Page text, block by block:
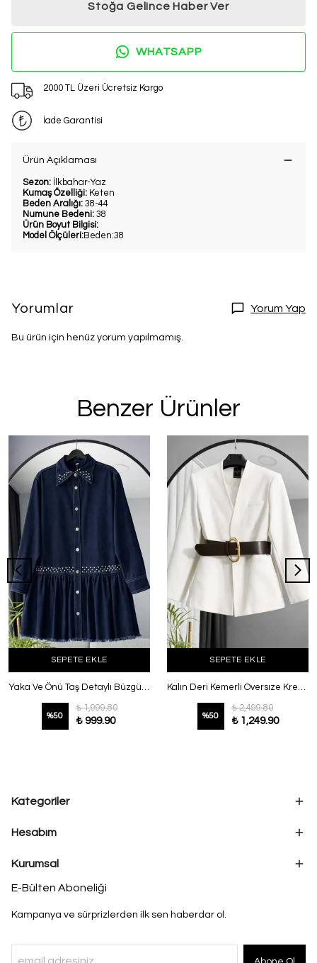
Stoğa Gelince Haber Ver
WHATSAPP
2000 TL Üzeri Ücretsiz Kargo
İade Garantisi
Ürün Açıklaması
Sezon: İlkbahar-Yaz
Kumaş Özelliği: Keten
Beden Aralığı: 38-44
Numune Bedeni: 38
Ürün Boyut Bilgisi:
Model Ölçüleri:Beden:38
Yorumlar Yorum Yap
Bu ürün için henüz yorum yapılmamış.
Benzer Ürünler
SEPETE EKLE
Yaka Ve Önü Taş Detaylı Büzgülü Kot Ceket Koyu Mavi
%50
₺ 1,999.80
₺ 999.90
SEPETE EKLE
Kalın Deri Kemerli Oversıze Krep Ceket Beyaz
%50
₺ 2,499.80
₺ 1,249.90
Kategoriler
Hesabım
Kurumsal
E-Bülten Aboneliği
Kampanya ve sürprizlerden ilk sen haberdar ol.